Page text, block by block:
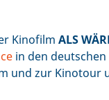
Kinofilm ALS
in den
und zur Kinotour